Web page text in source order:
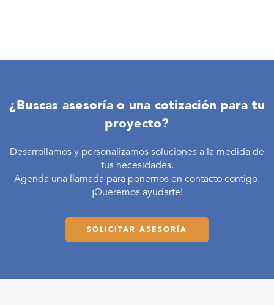
¿Buscas asesoría o una cotización para tu
proyecto?
Desarrollamos y personalizamos soluciones a la medida de
tus necesidades.
Agenda una llamada para ponernos en contacto contigo.
¡Queremos ayudarte!
SOLICITAR ASESORÍA